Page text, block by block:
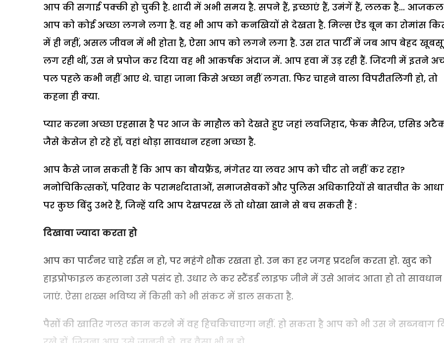
आप की सगाई पक्की हो चुकी है. शादी में अभी समय है. सपने हैं, इच्छाएं हैं, उमंगें हैं, ललक है... आजकल
आप को कोई अच्छा लगने लगा है. वह भी आप को कनखियों से देखता है. मिल्स ऐंड बून का रोमांस
में ही नहीं, असल जीवन में भी होता है, ऐसा आप को लगने लगा है. उस रात पार्टी में जब आप बेहद
लग रही थीं, उस ने प्रपोज कर दिया वह भी आकर्षक अंदाज में. आप हवा में उड़ रही हैं. जिंदगी में इतने
पल पहले कभी नहीं आए थे. चाहा जाना किसे अच्छा नहीं लगता. फिर चाहने वाला विपरीतलिंगी हो, तो
कहना ही क्या.
प्यार करना अच्छा एहसास है पर आज के माहौल को देखते हुए जहां लवजिहाद, फेक मैरिज, एसिड
जैसे केसेज हो रहे हों, वहां थोड़ा सावधान रहना अच्छा है.
आप कैसे जान सकती हैं कि आप का बौयफ्रैंड, मंगेतर या लवर आप को चीट तो नहीं कर रहा?
मनोचिकित्सकों, परिवार के परामर्शदाताओं, समाजसेवकों और पुलिस अधिकारियों से बातचीत के
पर कुछ बिंदु उभरे हैं, जिन्हें यदि आप देखपरख लें तो धोखा खाने से बच सकती हैं :
दिखावा ज्यादा करता हो
आप का पार्टनर चाहे रईस न हो, पर महंगे शौक रखता हो. उन का हर जगह प्रदर्शन करता हो. खुद को
हाइप्रोफाइल कहलाना उसे पसंद हो. उधार ले कर स्टैंडर्ड लाइफ जीने में उसे आनंद आता हो तो सावधान
जाएं. ऐसा शख्स भविष्य में किसी को भी संकट में डाल सकता है.
पैसों की खातिर गलत काम करने में वह हिचकिचाएगा नहीं. हो सकता है आप को भी उस ने सब्जबाग